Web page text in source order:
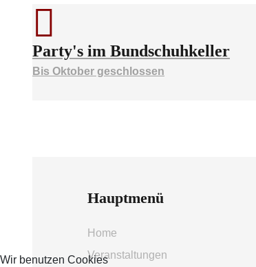
Party's im Bundschuhkeller
Bis Oktober geschlossen
Hauptmenü
Home
Veranstaltungen
Wir benutzen Cookies